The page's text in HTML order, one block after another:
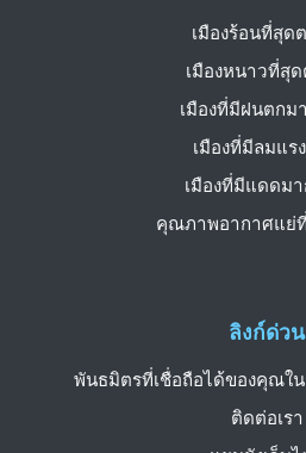
ลิงก์ด่วน
พันธมิตรที่เชื่อถือได้ของคุณใ
ติดต่อเรา
เมืองร้อนที่สุด
เมืองหนาวที่สุ
เมืองที่มีฝนตกม
เมืองที่มีลมแร
เมืองที่มีแดดม
คุณภาพอากาศแย่